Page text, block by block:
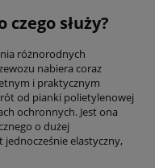
służy?
różnorodnych
nabiera coraz
i praktycznym
od pianki polietylenowej
ochronnych. Jest ona
o dużej
jednocześnie elastyczny,